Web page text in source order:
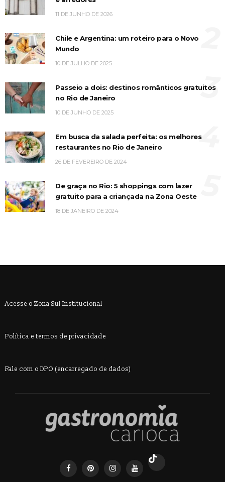
11 DE JUNHO DE 2026
Chile e Argentina: um roteiro para o Novo
Mundo
10 DE JULHO DE 2025
Passeio a dois: destinos românticos gratuitos
no Rio de Janeiro
10 DE JUNHO DE 2025
3
Em busca da salada perfeita: os melhores
restaurantes no Rio de Janeiro
26 DE FEVEREIRO DE 2024
4
De graça no Rio: 5 shoppings com lazer
gratuito para a criançada na Zona Oeste
18 DE JANEIRO DE 2024
Acesse o Zona Sul Institucional
Política e termos de privacidade
Fale com o DPO (encarregado de dados)